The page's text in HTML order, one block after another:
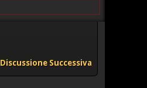
Discussione Successiva